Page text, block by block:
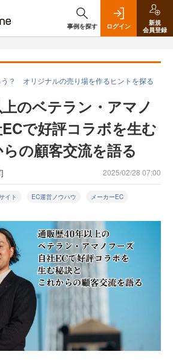
事例を探す ログイン
新規
会員登録
？ オリジナルの売り場を作るヒントを探る
のベテラン・アマノ
で好評コラボを生む
の顧客交流を語る
2025/02/28 07:00
イト EC運営ノウハウ メーカーEC